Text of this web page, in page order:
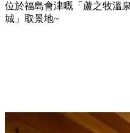
位於福島會津嘅「蘆之牧溫
城」取景地~